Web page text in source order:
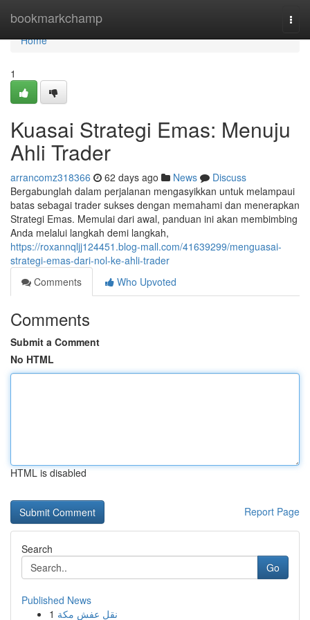
bookmarkchamp
Home
Home
1
Kuasai Strategi Emas: Menuju
Ahli Trader
arrancomz318366 62 days ago News
Discuss
Bergabunglah dalam perjalanan mengasyikkan untuk melampaui
batas sebagai trader sukses dengan memahami dan menerapkan
Strategi Emas. Memulai dari awal, panduan ini akan membimbing
Anda melalui langkah demi langkah,
https://roxannqljj124451.blog-mall.com/41639299/menguasai-
strategi-emas-dari-nol-ke-ahli-trader
Comments
Who Upvoted
Comments
Submit a Comment
No HTML
HTML is disabled
Report Page
Search
Go
Published News
1 نقل عفش مكة